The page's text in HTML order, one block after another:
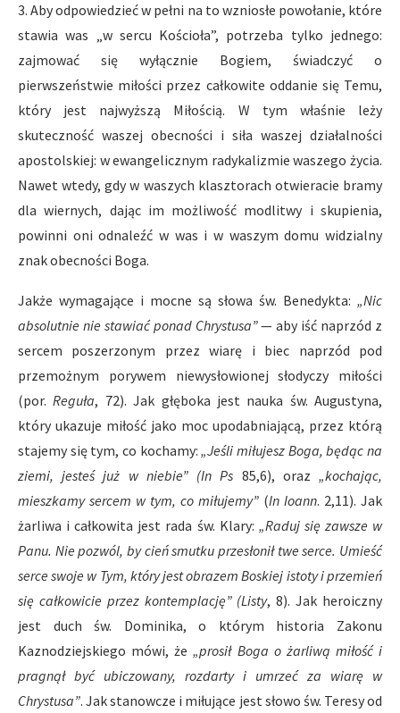
3. Aby odpowiedzieć w pełni na to wzniosłe powołanie, które
stawia was „w sercu Kościoła”, potrzeba tylko jednego:
zajmować się wyłącznie Bogiem, świadczyć o
pierwszeństwie miłości przez całkowite oddanie się Temu,
który jest najwyższą Miłością. W tym właśnie leży
skuteczność waszej obecności i siła waszej działalności
apostolskiej: w ewangelicznym radykalizmie waszego życia.
Nawet wtedy, gdy w waszych klasztorach otwieracie bramy
dla wiernych, dając im możliwość modlitwy i skupienia,
powinni oni odnaleźć w was i w waszym domu widzialny
znak obecności Boga.
Jakże wymagające i mocne są słowa św. Benedykta: „Nic
absolutnie nie stawiać ponad Chrystusa”— aby iść naprzód z
sercem poszerzonym przez wiarę i biec naprzód pod
przemożnym porywem niewysłowionej słodyczy miłości
(por.Reguła, 72). Jak głęboka jest nauka św. Augustyna,
który ukazuje miłość jako moc upodabniającą, przez którą
stajemy się tym, co kochamy:„Jeśli miłujesz Boga, będąc na
ziemi, jesteś już w niebie” (In Ps 85,6), oraz„kochając,
mieszkamy sercem w tym, co miłujemy” (In Ioann. 2,11). Jak
żarliwa i całkowita jest rada św. Klary: „Raduj się zawsze w
Panu. Nie pozwól, by cień smutku przesłonił twe serce. Umieść
serce swoje w Tym, który jest obrazem Boskiej istoty i przemień
się całkowicie przez kontemplację” (Listy, 8). Jak heroiczny
jest duch św. Dominika, o którym historia Zakonu
Kaznodziejskiego mówi, że„prosił Boga o żarliwą miłość i
pragnął być ubiczowany, rozdarty i umrzeć za wiarę w
Chrystusa”. Jak stanowcze i miłujące jest słowo św. Teresy od